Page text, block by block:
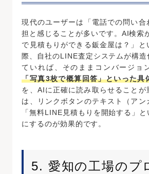
現代のユーザーは「電話での問い合
担と感じることが多いです。AI検索
で見積もりができる鈑金屋は？」と
際、自社のLINE査定システムが構
ていれば、そのままコンバージョ
「写真3枚で概算回答」といった具
を、AIに正確に読み取らせることが
は、リンクボタンのテキスト（アン
「無料LINE見積もりを開始する」
にするのが効果的です。
5. 愛知の工場のプ